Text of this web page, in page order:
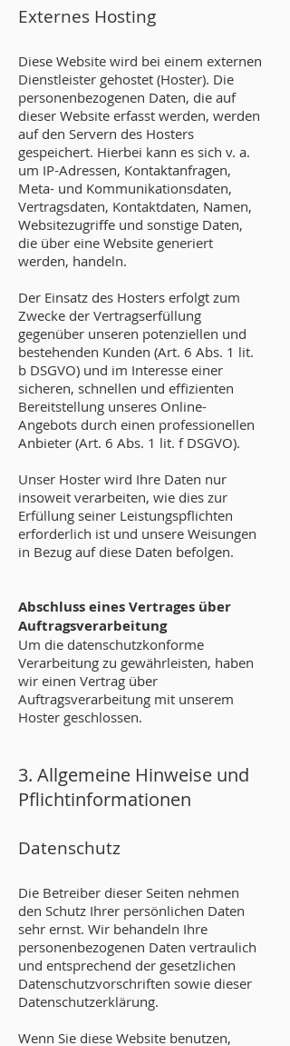
Externes Hosting
Diese Website wird bei einem externen
Dienstleister gehostet (Hoster). Die
personenbezogenen Daten, die auf
dieser Website erfasst werden, werden
auf den Servern des Hosters
gespeichert. Hierbei kann es sich v. a.
um IP-Adressen, Kontaktanfragen,
Meta- und Kommunikationsdaten,
Vertragsdaten, Kontaktdaten, Namen,
Websitezugriffe und sonstige Daten,
die über eine Website generiert
werden, handeln.
Der Einsatz des Hosters erfolgt zum
Zwecke der Vertragserfüllung
gegenüber unseren potenziellen und
bestehenden Kunden (Art. 6 Abs. 1 lit.
b DSGVO) und im Interesse einer
sicheren, schnellen und effizienten
Bereitstellung unseres Online-
Angebots durch einen professionellen
Anbieter (Art. 6 Abs. 1 lit. f DSGVO).
Unser Hoster wird Ihre Daten nur
insoweit verarbeiten, wie dies zur
Erfüllung seiner Leistungspflichten
erforderlich ist und unsere Weisungen
in Bezug auf diese Daten befolgen.
Abschluss eines Vertrages über
Auftragsverarbeitung
Um die datenschutzkonforme
Verarbeitung zu gewährleisten, haben
wir einen Vertrag über
Auftragsverarbeitung mit unserem
Hoster geschlossen.
3. Allgemeine Hinweise und
Pflicht­informationen
Datenschutz
Die Betreiber dieser Seiten nehmen
den Schutz Ihrer persönlichen Daten
sehr ernst. Wir behandeln Ihre
personenbezogenen Daten vertraulich
und entsprechend der gesetzlichen
Datenschutzvorschriften sowie dieser
Datenschutzerklärung.
Wenn Sie diese Website benutzen,